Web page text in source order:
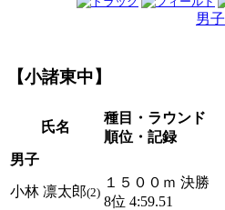
男子
【小諸東中】
氏名
種目・ラウンド
順位・記録
男子
小林 凛太郎(2)
１５００ｍ 決勝
8位 4:59.51